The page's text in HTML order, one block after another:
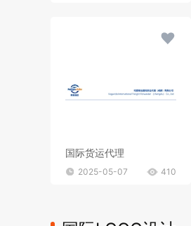
国际货运代理
2025-05-07 410